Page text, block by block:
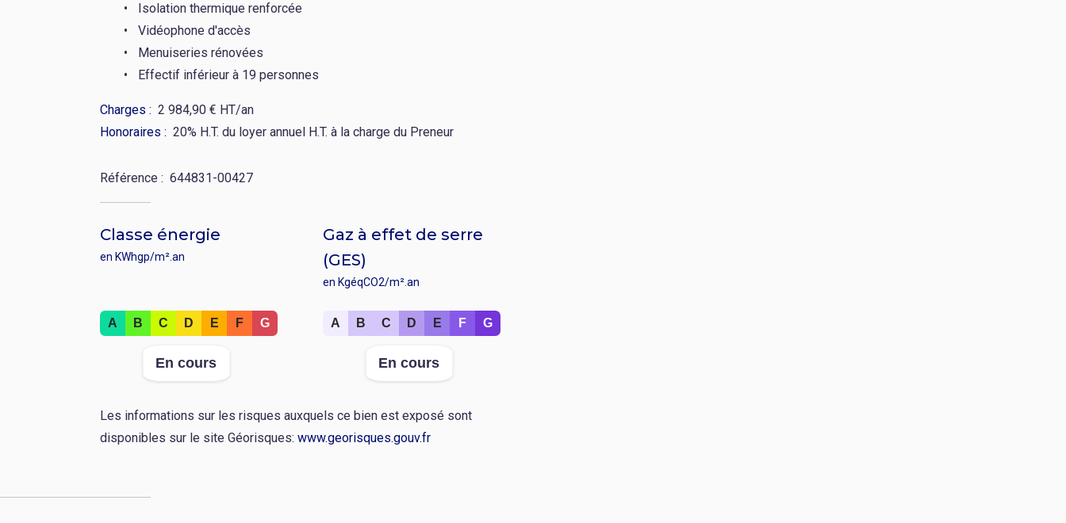
Isolation thermique renforcée
Vidéophone d'accès
Menuiseries rénovées
Effectif inférieur à 19 personnes
Charges
2 984,90 € HT/an
Honoraires
20% H.T. du loyer annuel H.T. à la charge du Preneur
Référence 644831-00427
Classe énergie
en KWhgp/m².an
Rang
A B C D E F G
En cours
Gaz à effet de serre
(GES)
en KgéqCO2/m².an
Rang
A B C D E F G
En cours
Les informations sur les risques auxquels ce bien est exposé sont
disponibles sur le site Géorisques: www.georisques.gouv.fr